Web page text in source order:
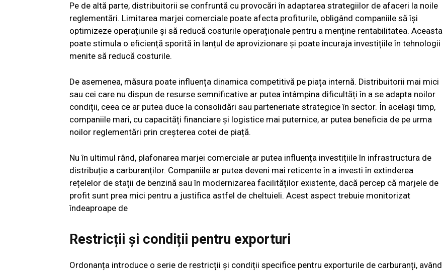
Pe de altă parte, distribuitorii se confruntă cu provocări în adaptarea strategiilor de afaceri la noile
reglementări. Limitarea marjei comerciale poate afecta profiturile, obligând companiile să își
optimizeze operațiunile și să reducă costurile operaționale pentru a menține rentabilitatea. Aceasta
poate stimula o eficiență sporită în lanțul de aprovizionare și poate încuraja investițiile în tehnologii
menite să reducă costurile.
De asemenea, măsura poate influența dinamica competitivă pe piața internă. Distribuitorii mai mici
sau cei care nu dispun de resurse semnificative ar putea întâmpina dificultăți în a se adapta noilor
condiții, ceea ce ar putea duce la consolidări sau parteneriate strategice în sector. În același timp,
companiile mari, cu capacități financiare și logistice mai puternice, ar putea beneficia de pe urma
noilor reglementări prin creșterea cotei de piață.
Nu în ultimul rând, plafonarea marjei comerciale ar putea influența investițiile în infrastructura de
distribuție a carburanților. Companiile ar putea deveni mai reticente în a investi în extinderea
rețelelor de stații de benzină sau în modernizarea facilităților existente, dacă percep că marjele de
profit sunt prea mici pentru a justifica astfel de cheltuieli. Acest aspect trebuie monitorizat
îndeaproape de
Restricții și condiții pentru exporturi
Ordonanța introduce o serie de restricții și condiții specifice pentru exporturile de carburanți, având